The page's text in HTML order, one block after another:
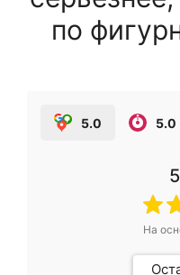
по
5.0 5.0
На